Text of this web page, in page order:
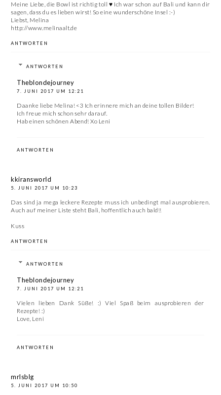
Meine Liebe, die Bowl ist richtig toll ♥ Ich war schon auf Bali und kann dir
sagen, dass du es lieben wirst! So eine wunderschöne Insel :-)
Liebst, Melina
http://www.melinaalt.de
ANTWORTEN
ANTWORTEN
Theblondejourney
7. JUNI 2017 UM 12:21
Daanke liebe Melina! <3 Ich erinnere mich an deine tollen Bilder!
Ich freue mich schon sehr darauf.
Hab einen schönen Abend! Xo Leni
ANTWORTEN
kkiransworld
5. JUNI 2017 UM 10:23
Das sind ja mega leckere Rezepte muss ich unbedingt mal ausprobieren.
Auch auf meiner Liste steht Bali, hoffentlich auch bald!!
Kuss
ANTWORTEN
ANTWORTEN
Theblondejourney
7. JUNI 2017 UM 12:21
Vielen lieben Dank Süße! :) Viel Spaß beim ausprobieren der
Rezepte! :)
Love, Leni
ANTWORTEN
mrlsblg
5. JUNI 2017 UM 10:50